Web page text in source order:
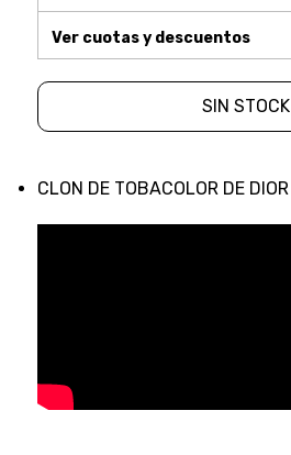
Ver cuotas y descuentos
SIN STOCK
CLON DE TOBACOLOR DE DIOR